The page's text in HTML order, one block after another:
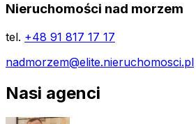
Nieruchomości nad morzem
tel. +48 91 817 17 17
nadmorzem@elite.nieruchomosci.pl
Nasi agenci